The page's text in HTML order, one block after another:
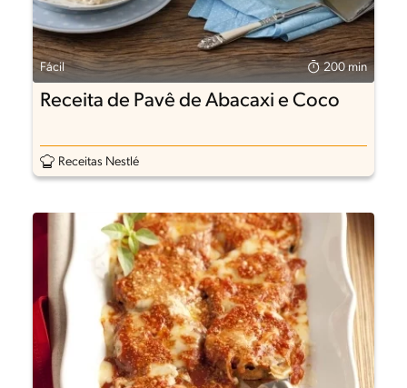
Fácil 200 min
Receita de Pavê de Abacaxi e Coco
Receitas Nestlé